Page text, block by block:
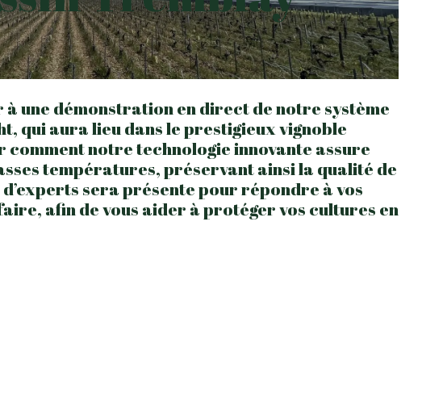
à une démonstration en direct de notre système
qui aura lieu dans le prestigieux vignoble
comment notre technologie innovante assure
températures, préservant ainsi la qualité de
sera présente pour répondre à vos
afin de vous aider à protéger vos cultures en